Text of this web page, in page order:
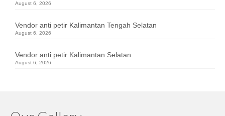
August 6, 2026
Vendor anti petir Kalimantan Tengah Selatan
August 6, 2026
Vendor anti petir Kalimantan Selatan
August 6, 2026